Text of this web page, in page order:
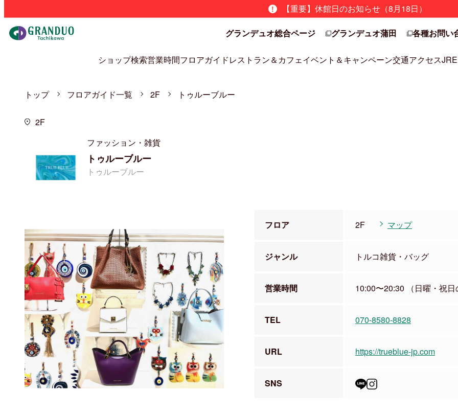
【重要】休館日のお知らせ（8月18日）
グランデュオ総合ページ グランデュオ蒲田 各種お問い
ショップ検索営業時間フロアガイドレストラン＆カフェイベント＆キャンペーン交通アクセス
トップ フロアガイド一覧 2F トゥルーブルー
2F
ファッション・雑貨
トゥルーブルー
トゥルーブルー
フロア 2F マップ
ジャンル トルコ雑貨・バッグ
営業時間 10:00〜20:30 （日曜・祝日
TEL 070-8580-8828
URL https://trueblue-jp.com
SNS